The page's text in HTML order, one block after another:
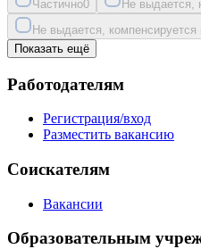
Частично0 Не выдается,
Не выдается, компенсируется
Показать ещё
Работодателям
Регистрация/вход
Разместить вакансию
Соискателям
Вакансии
Образовательным